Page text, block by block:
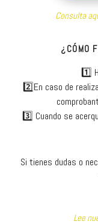
Consulta
¿CÓMO
1️⃣
2️⃣En caso de
3️⃣ Cuando se
Si tienes dudas o
Lee